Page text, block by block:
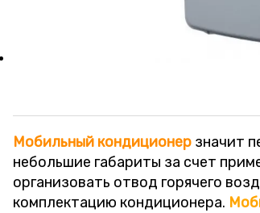
Мобильный кондиционер значит
небольшие габариты за счет
организовать отвод горячего
комплектацию кондиционера.